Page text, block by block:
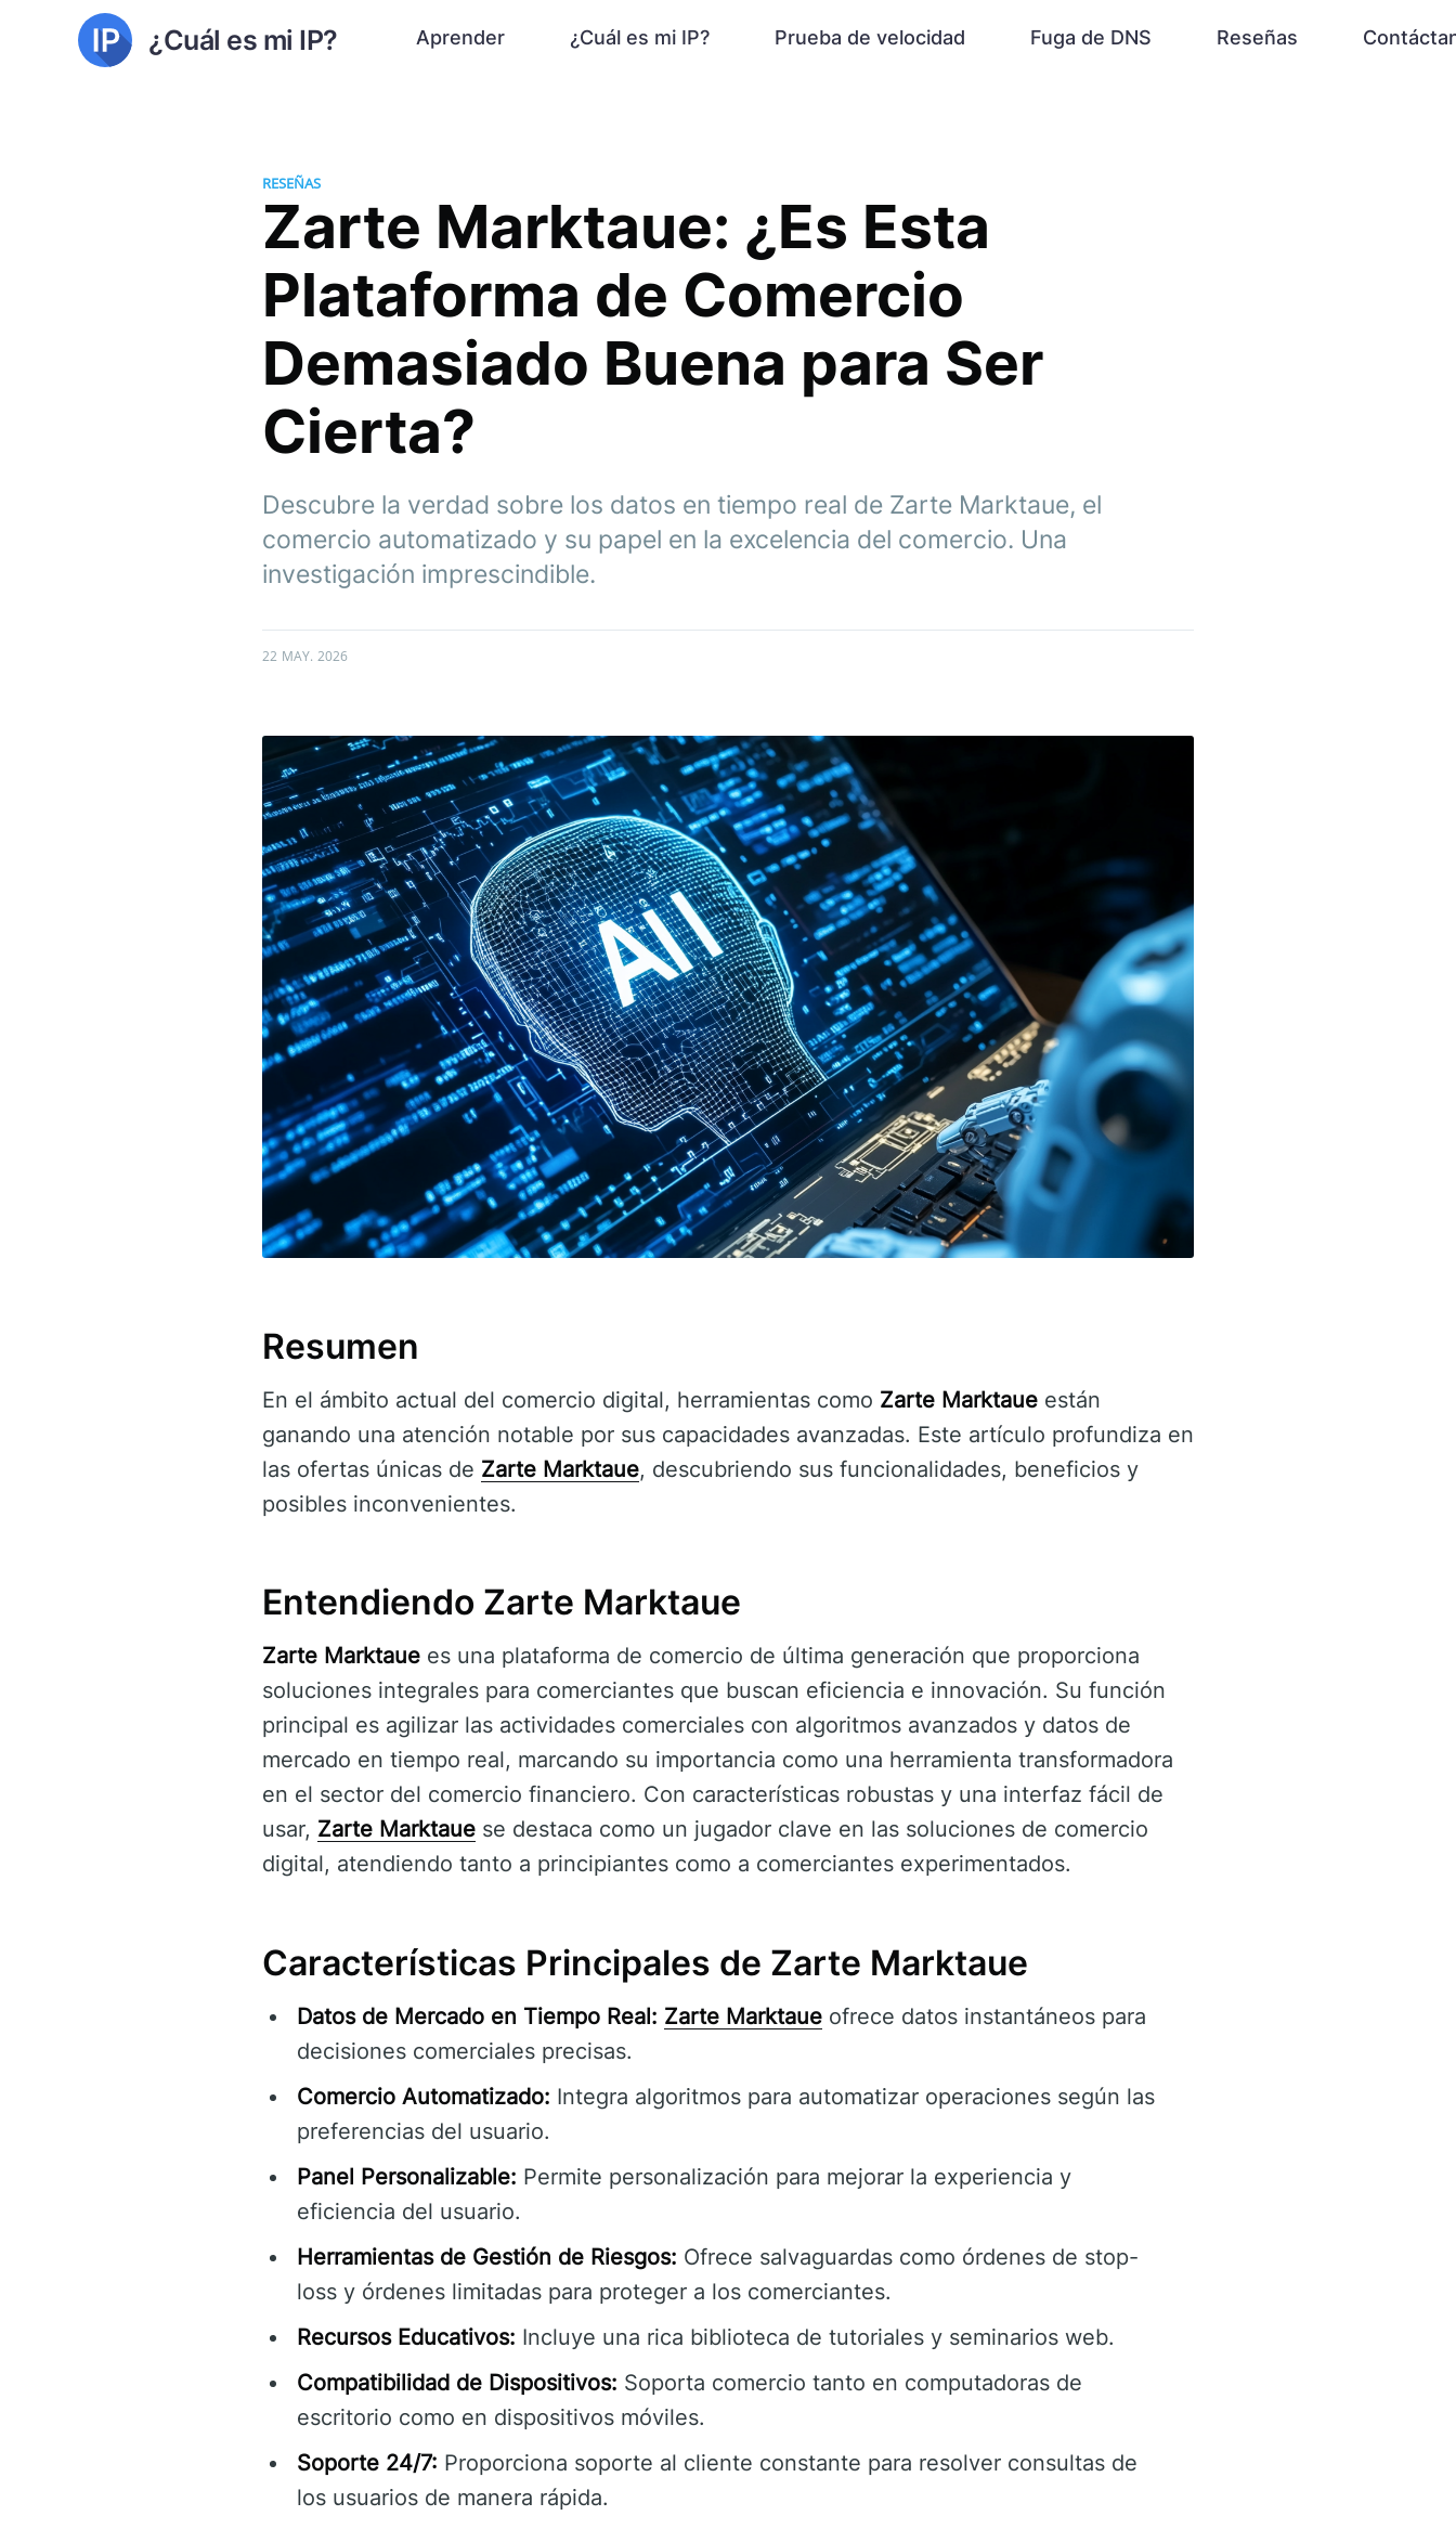
¿Cuál es mi IP? Aprender ¿Cuál es mi IP? Prueba de velocidad Fuga de DNS Reseñas
RESEÑAS
Zarte Marktaue: ¿Es Esta
Plataforma de Comercio
Demasiado Buena para Ser
Cierta?
Descubre la verdad sobre los datos en tiempo real de Zarte Marktaue, el
comercio automatizado y su papel en la excelencia del comercio. Una
investigación imprescindible.
22 MAY. 2026
Resumen
En el ámbito actual del comercio digital, herramientas como Zarte Marktaue están
ganando una atención notable por sus capacidades avanzadas. Este artículo profundiza en
las ofertas únicas de Zarte Marktaue, descubriendo sus funcionalidades, beneficios y
posibles inconvenientes.
Entendiendo Zarte Marktaue
Zarte Marktaue es una plataforma de comercio de última generación que proporciona
soluciones integrales para comerciantes que buscan eficiencia e innovación. Su función
principal es agilizar las actividades comerciales con algoritmos avanzados y datos de
mercado en tiempo real, marcando su importancia como una herramienta transformadora
en el sector del comercio financiero. Con características robustas y una interfaz fácil de
usar, Zarte Marktaue se destaca como un jugador clave en las soluciones de comercio
digital, atendiendo tanto a principiantes como a comerciantes experimentados.
Características Principales de Zarte Marktaue
Datos de Mercado en Tiempo Real: Zarte Marktaue ofrece datos instantáneos para
decisiones comerciales precisas.
Comercio Automatizado: Integra algoritmos para automatizar operaciones según las
preferencias del usuario.
Panel Personalizable: Permite personalización para mejorar la experiencia y
eficiencia del usuario.
Herramientas de Gestión de Riesgos: Ofrece salvaguardas como órdenes de stop-
loss y órdenes limitadas para proteger a los comerciantes.
Recursos Educativos: Incluye una rica biblioteca de tutoriales y seminarios web.
Compatibilidad de Dispositivos: Soporta comercio tanto en computadoras de
escritorio como en dispositivos móviles.
Soporte 24/7: Proporciona soporte al cliente constante para resolver consultas de
los usuarios de manera rápida.